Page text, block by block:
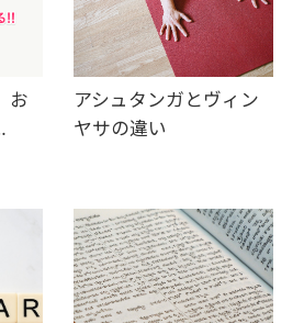
お
アシュタンガとヴィン
ヤサの違い